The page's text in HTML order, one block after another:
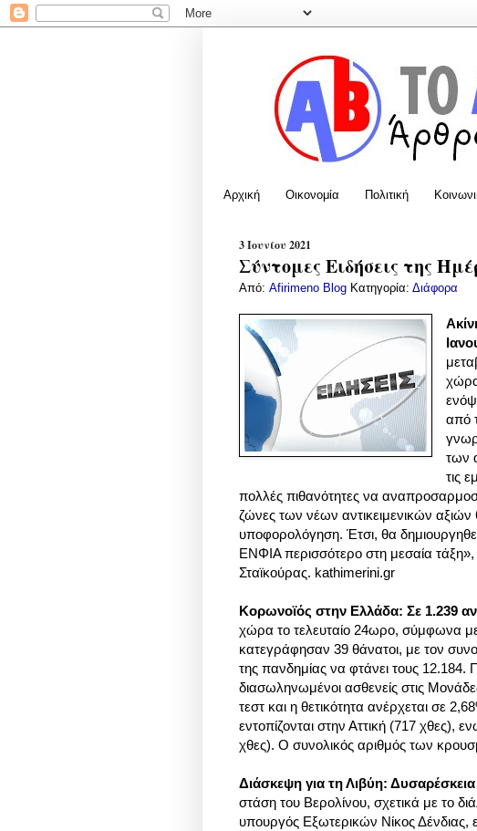
Αρχική Οικονομία Πολιτική
3 Ιουνίου 2021
Σύντομες Ειδήσεις της
Από: Afirimeno Blog Κατηγορία: Διάφορα
από
των
τις
πολλές πιθανότητες να
ζώνες των νέων αντικειμενικών
υποφορολόγηση. Έτσι, θα
ΕΝΦΙΑ περισσότερο στη μεσαία
Σταϊκούρας. kathimerini.gr
Κορωνοϊός στην Ελλάδα: Σε 1.239
χώρα το τελευταίο 24ωρο, σύμφωνα
κατεγράφησαν 39 θάνατοι, με τον
της πανδημίας να φτάνει τους 12.184.
διασωληνωμένοι ασθενείς στις
τεστ και η θετικότητα ανέρχεται σε
εντοπίζονται στην Αττική (717
χθες). Ο συνολικός αριθμός των
Διάσκεψη για τη Λιβύη:
στάση του Βερολίνου, σχετικά με το
υπουργός Εξωτερικών Νίκος Δένδιας,